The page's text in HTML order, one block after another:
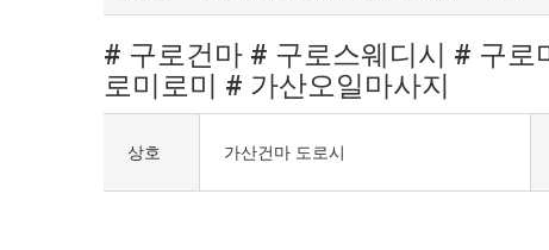
# 구로건마 # 구로스웨디시 # 구
로미로미 # 가산오일마사지
상호 가산건마 도로시